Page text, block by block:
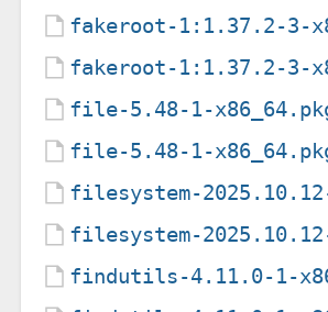
fakeroot-1:1.37.2-3-
fakeroot-1:1.37.2-3-
file-5.48-1-
file-5.48-1-
filesystem-
filesystem-
findutils-4.11.0-1-